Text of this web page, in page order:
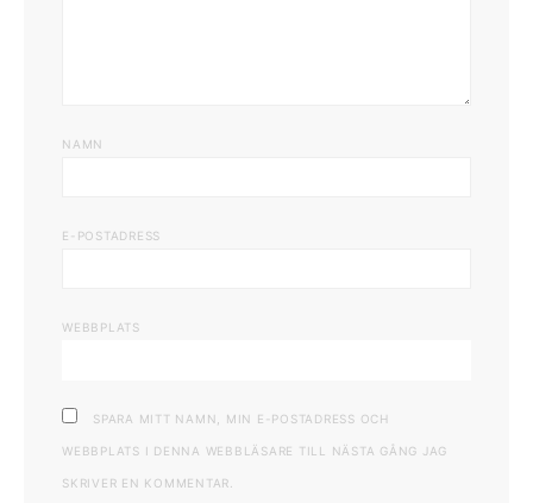
NAMN
E-POSTADRESS
WEBBPLATS
SPARA MITT NAMN, MIN E-POSTADRESS OCH
WEBBPLATS I DENNA WEBBLÄSARE TILL NÄSTA GÅNG JAG
SKRIVER EN KOMMENTAR.